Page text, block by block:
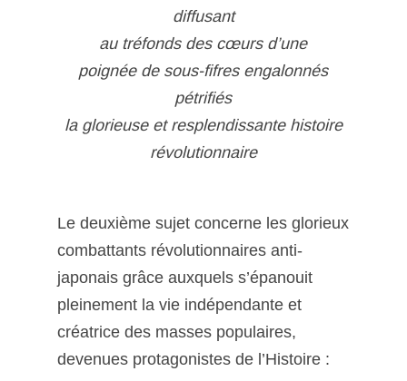
diffusant
au tréfonds des cœurs d’une
poignée de sous-fifres engalonnés
pétrifiés
la glorieuse et resplendissante histoire
révolutionnaire
Le deuxième sujet concerne les glorieux
combattants révolutionnaires anti-
japonais grâce auxquels s’épanouit
pleinement la vie indépendante et
créatrice des masses populaires,
devenues protagonistes de l’Histoire :